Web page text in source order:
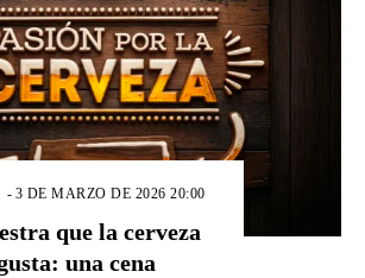
- 3 DE MARZO DE 2026 20:00
que la cerveza
una cena